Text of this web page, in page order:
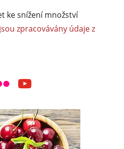
ke snížení množství
zpracovávány údaje z
youtube